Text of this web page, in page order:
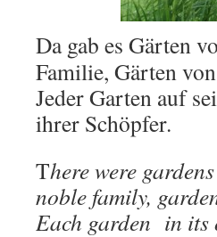
Da gab es Gärten
Familie, Gärten
Jeder Garten auf
ihrer Schöpfer.
There were
noble family,
Each garden in its